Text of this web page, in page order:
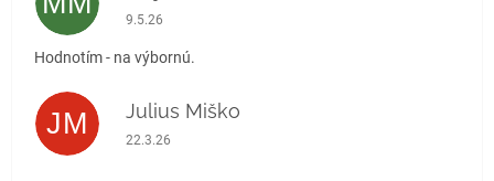
Hodnotenie obchodu je 5 z 5 hviezdičiek.
9.5.26
Hodnotím - na výbornú.
JM Julius Miško
Hodnotenie obchodu je 5 z 5 hviezdičiek.
22.3.26